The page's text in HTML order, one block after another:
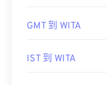
GMT 到 WITA
IST 到 WITA